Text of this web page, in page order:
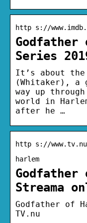
http s://
Godfather
Series
It’s about the
(Whitaker), a
way up
world in
after he …
http s://
harlem
Godfather
Streama
Godfather of
TV.nu